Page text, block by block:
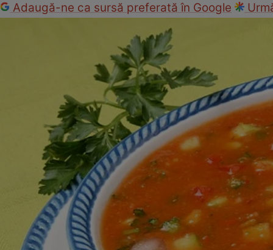
Adaugă-ne ca sursă preferată în Google